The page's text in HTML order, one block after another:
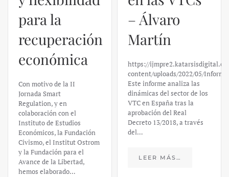
para la
recuperación
económica
Con motivo de la II
Jornada Smart
Regulation, y en
colaboración con el
Instituto de Estudios
Económicos, la Fundación
Civismo, el Institut Ostrom
y la Fundación para el
Avance de la Libertad,
hemos elaborado…
– Álvaro
Martín
https://
content/uploads/2022/05/
Este informe analiza las
dinámicas del sector de los
VTC en España tras la
aprobación del Real
Decreto 13/2018, a través
del…
LEER MÁS…